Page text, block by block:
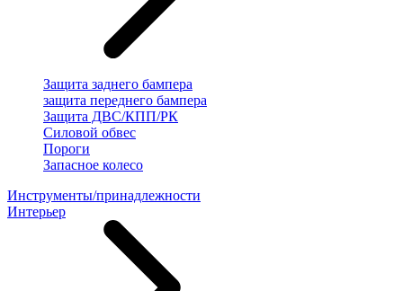
Защита заднего бампера
защита переднего бампера
Защита ДВС/КПП/РК
Силовой обвес
Пороги
Запасное колесо
Инструменты/принадлежности
Интерьер